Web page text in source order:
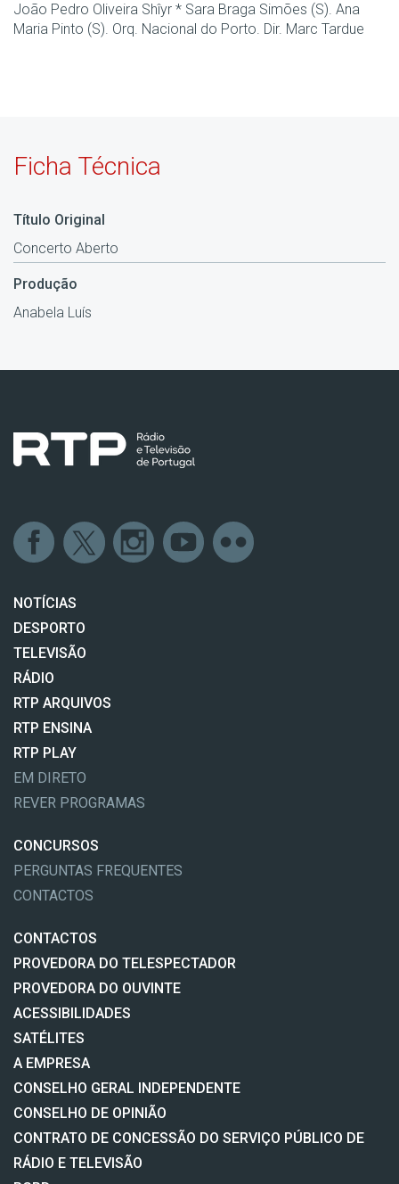
João Pedro Oliveira Shîyr * Sara Braga Simões (S). Ana
Maria Pinto (S). Orq. Nacional do Porto. Dir. Marc Tardue
Ficha Técnica
Título Original
Concerto Aberto
Produção
Anabela Luís
NOTÍCIAS
DESPORTO
TELEVISÃO
RÁDIO
RTP ARQUIVOS
RTP ENSINA
RTP PLAY
EM DIRETO
REVER PROGRAMAS
CONCURSOS
PERGUNTAS FREQUENTES
CONTACTOS
CONTACTOS
PROVEDORA DO TELESPECTADOR
PROVEDORA DO OUVINTE
ACESSIBILIDADES
SATÉLITES
A EMPRESA
CONSELHO GERAL INDEPENDENTE
CONSELHO DE OPINIÃO
CONTRATO DE CONCESSÃO DO SERVIÇO PÚBLICO DE
RÁDIO E TELEVISÃO